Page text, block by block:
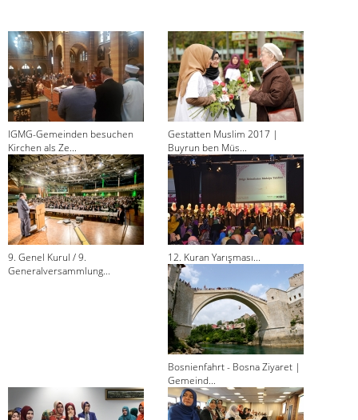
IGMG-Gemeinden besuchen
Kirchen als Ze...
Gestatten Muslim 2017 |
Buyrun ben Müs...
9. Genel Kurul / 9.
Generalversammlung...
12. Kuran Yarışması...
Bosnienfahrt - Bosna Ziyaret |
Gemeind...